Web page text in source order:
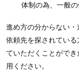
体制の為、一般
進め方の分からない
依頼先を探されてい
ていただくことがで
用ください。